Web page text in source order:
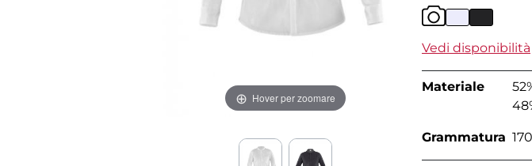
Hover per zoomare
Vedi disponibilità
Materiale
Grammatura